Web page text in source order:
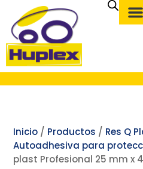
Inicio / Productos / Res Q
Autoadhesiva para
plast Profesional 25 mm x